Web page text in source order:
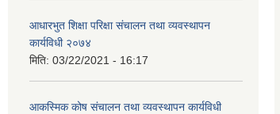
आधारभुत शिक्षा परिक्षा संचालन तथा व्यवस्थापन
कार्यविधी २०७४
मिति: 03/22/2021 - 16:17
आकस्मिक कोष संचालन तथा व्यवस्थापन कार्यविधी